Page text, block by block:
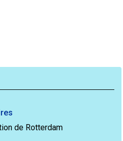
de Rotterdam